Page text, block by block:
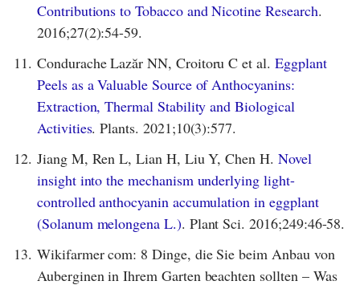
Contributions to Tobacco and Nicotine Research.
2016;27(2):54-59.
11. Condurache Lazăr NN, Croitoru C et al. Eggplant
Peels as a Valuable Source of Anthocyanins:
Extraction, Thermal Stability and Biological
Activities. Plants. 2021;10(3):577.
12. Jiang M, Ren L, Lian H, Liu Y, Chen H. Novel
insight into the mechanism underlying light-
controlled anthocyanin accumulation in eggplant
(Solanum melongena L.). Plant Sci. 2016;249:46-58.
13. Wikifarmer com: 8 Dinge, die Sie beim Anbau von
Auberginen in Ihrem Garten beachten sollten – Was